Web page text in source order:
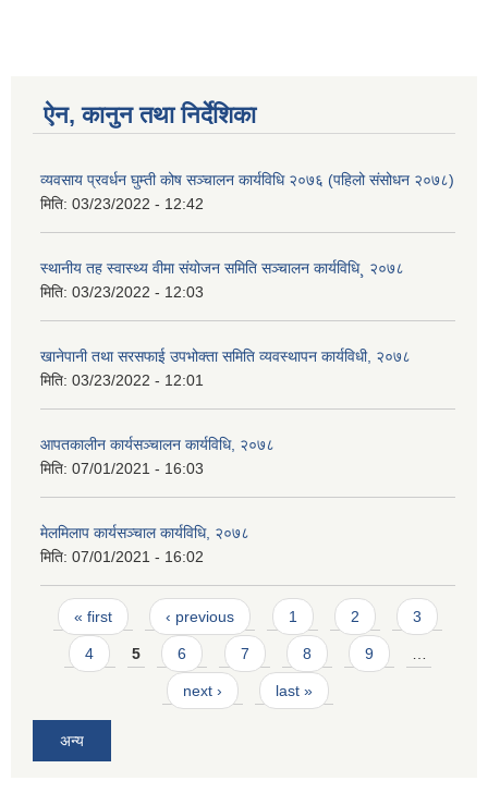
ऐन, कानुन तथा निर्देशिका
व्यवसाय प्रवर्धन घुम्ती कोष सञ्चालन कार्यविधि २०७६ (पहिलो संसोधन २०७८)
मिति: 03/23/2022 - 12:42
स्थानीय तह स्वास्थ्य वीमा संयोजन समिति सञ्चालन कार्यविधि¸ २०७८
मिति: 03/23/2022 - 12:03
खानेपानी तथा सरसफाई उपभोक्ता समिति व्यवस्थापन कार्यविधी, २०७८
मिति: 03/23/2022 - 12:01
आपतकालीन कार्यसञ्चालन कार्यविधि, २०७८
मिति: 07/01/2021 - 16:03
मेलमिलाप कार्यसञ्चाल कार्यविधि, २०७८
मिति: 07/01/2021 - 16:02
Pages
« first ‹ previous 1 2 3
4 5 6 7 8 9
next › last »
अन्य